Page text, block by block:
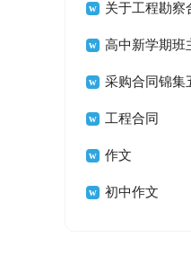
结 关于工程勘察
同 高中新学期班
任工作计划
采购合同锦集
篇 工程合同
作文
初中作文